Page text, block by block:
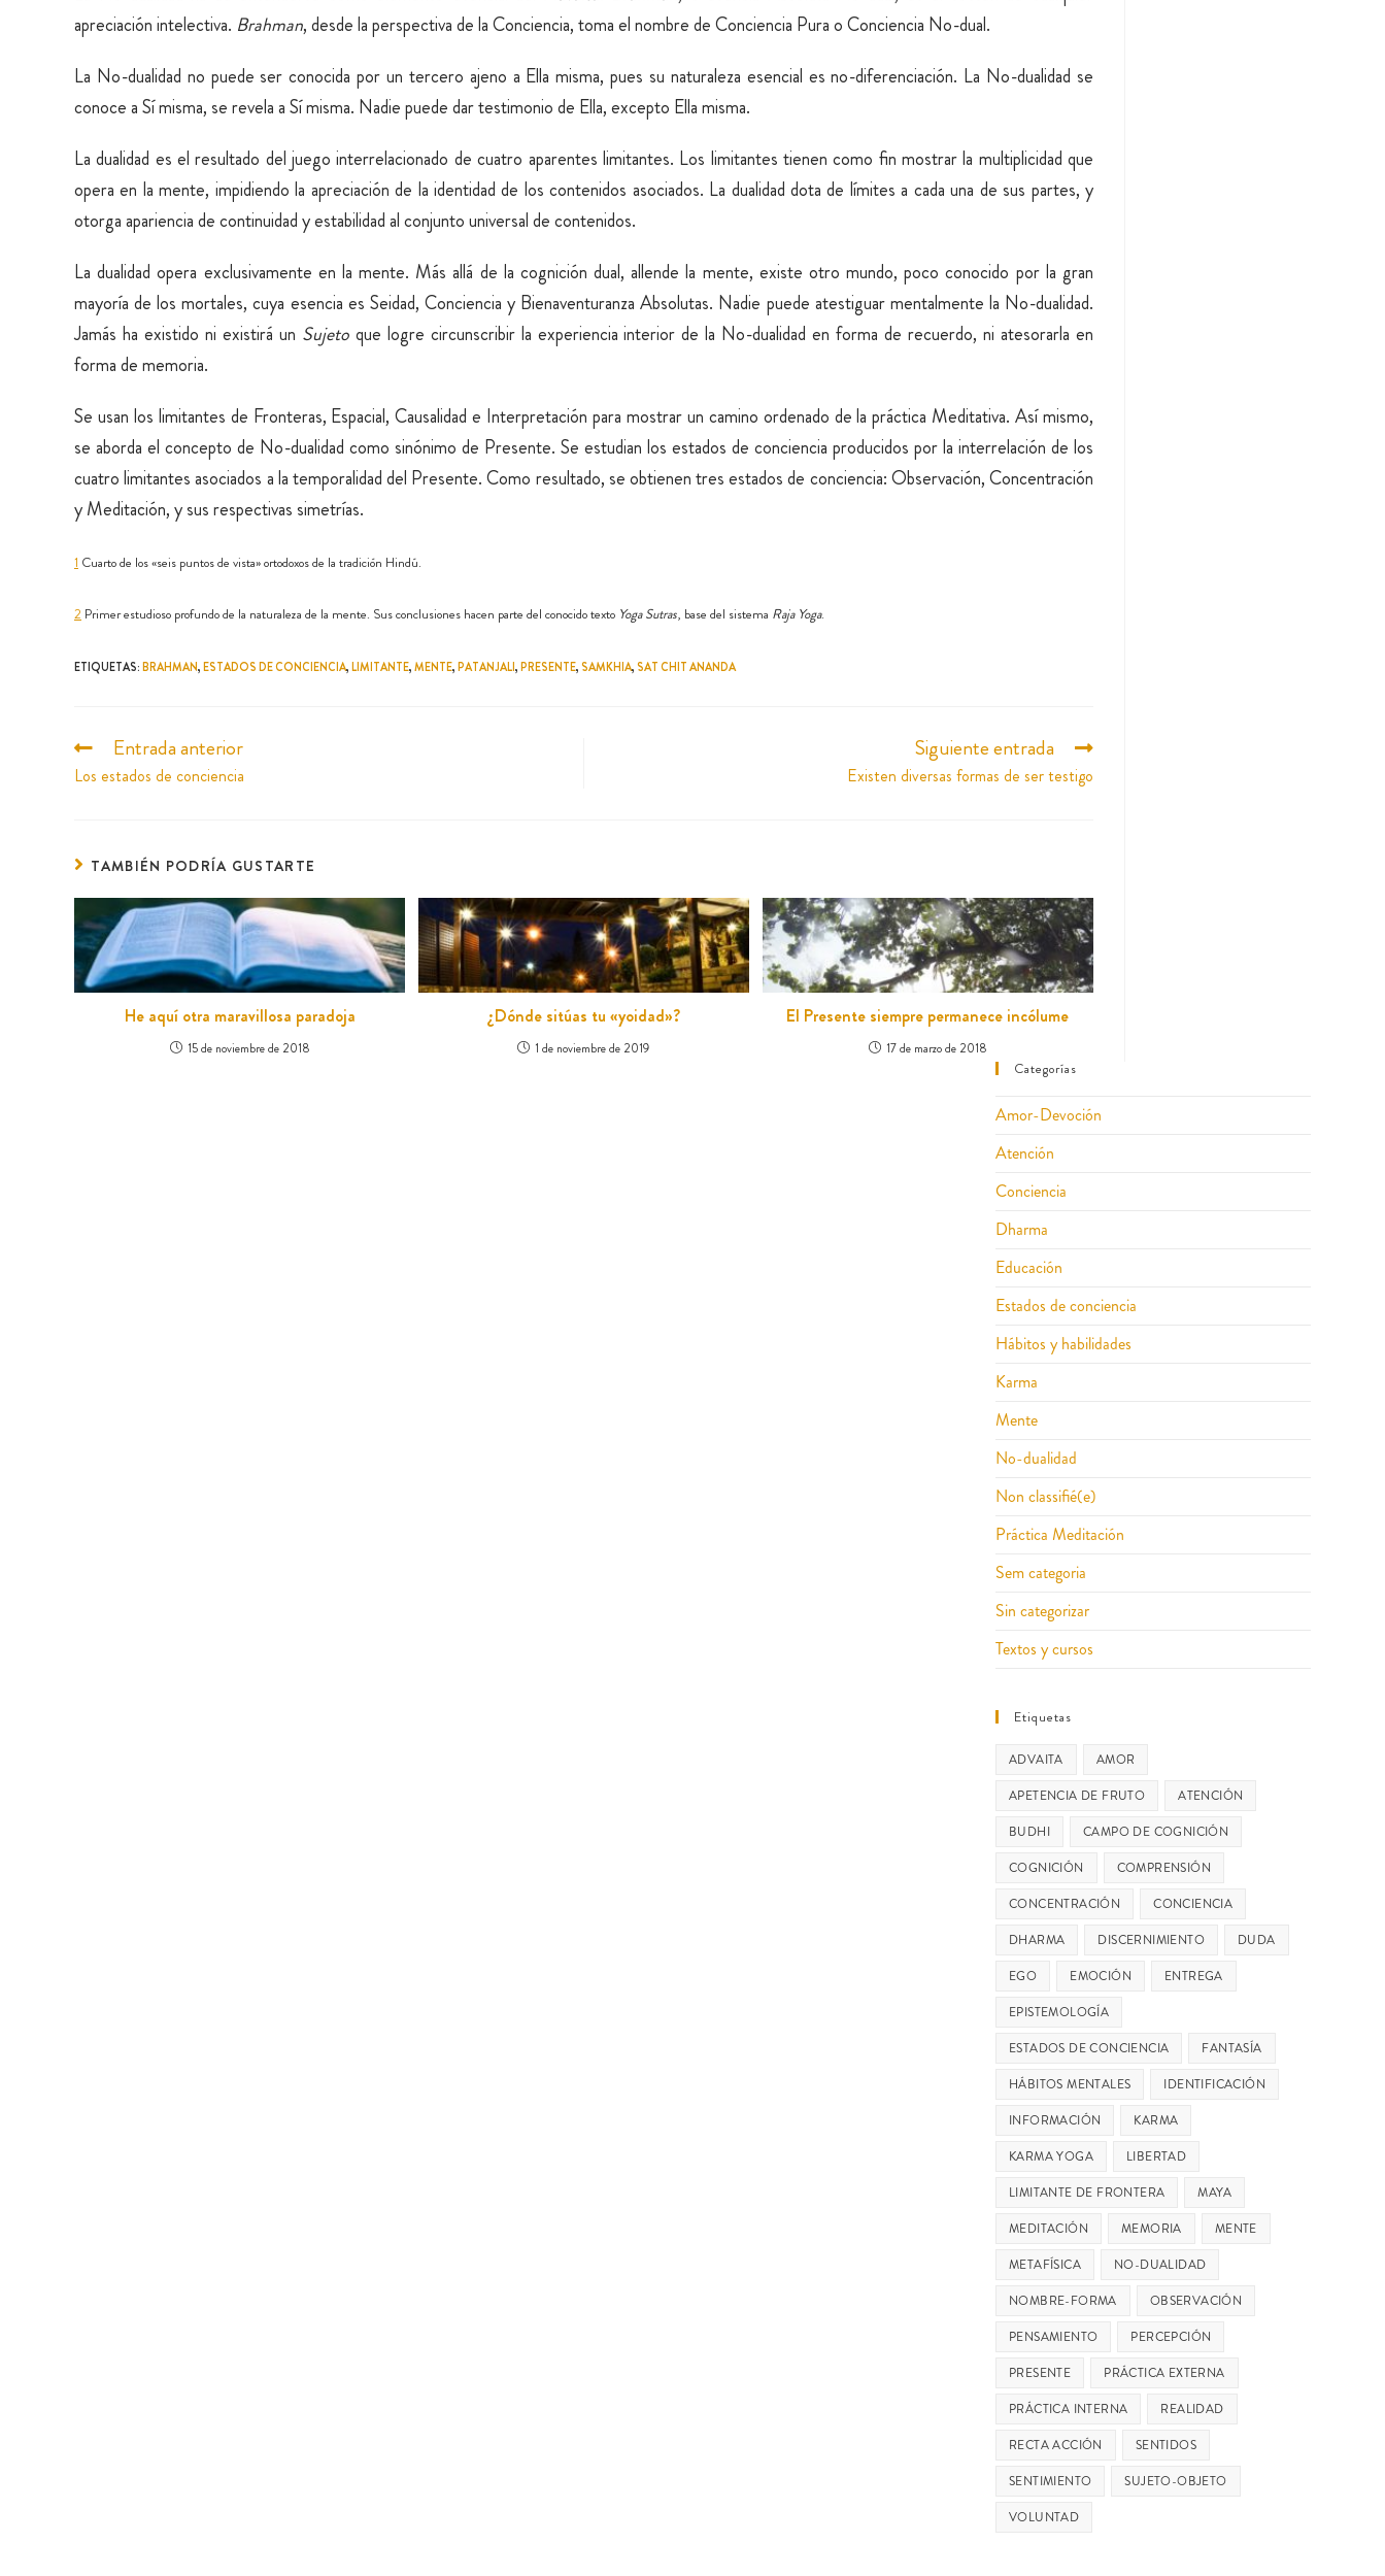
apreciación intelectiva. Brahman, desde la perspectiva de la Conciencia, toma el nombre de Conciencia Pura o Conciencia No-dual.
La No-dualidad no puede ser conocida por un tercero ajeno a Ella misma, pues su naturaleza esencial es no-diferenciación. La No-dualidad se
conoce a Sí misma, se revela a Sí misma. Nadie puede dar testimonio de Ella, excepto Ella misma.
La dualidad es el resultado del juego interrelacionado de cuatro aparentes limitantes. Los limitantes tienen como fin mostrar la multiplicidad que
opera en la mente, impidiendo la apreciación de la identidad de los contenidos asociados. La dualidad dota de límites a cada una de sus partes, y
otorga apariencia de continuidad y estabilidad al conjunto universal de contenidos.
La dualidad opera exclusivamente en la mente. Más allá de la cognición dual, allende la mente, existe otro mundo, poco conocido por la gran
mayoría de los mortales, cuya esencia es Seidad, Conciencia y Bienaventuranza Absolutas. Nadie puede atestiguar mentalmente la No-dualidad.
Jamás ha existido ni existirá un Sujeto que logre circunscribir la experiencia interior de la No-dualidad en forma de recuerdo, ni atesorarla en
forma de memoria.
Se usan los limitantes de Fronteras, Espacial, Causalidad e Interpretación para mostrar un camino ordenado de la práctica Meditativa. Así mismo,
se aborda el concepto de No-dualidad como sinónimo de Presente. Se estudian los estados de conciencia producidos por la interrelación de los
cuatro limitantes asociados a la temporalidad del Presente. Como resultado, se obtienen tres estados de conciencia: Observación, Concentración
y Meditación, y sus respectivas simetrías.
1 Cuarto de los «seis puntos de vista» ortodoxos de la tradición Hindú.
2 Primer estudioso profundo de la naturaleza de la mente. Sus conclusiones hacen parte del conocido texto Yoga Sutras, base del sistema Raja Yoga.
ETIQUETAS:BRAHMAN,ESTADOS DE CONCIENCIA,LIMITANTE,MENTE,PATANJALI,PRESENTE,SAMKHIA,SAT CHIT ANANDA
Entrada anterior
Los estados de conciencia
Siguiente entrada
Existen diversas formas de ser testigo
TAMBIÉN PODRÍA GUSTARTE
He aquí otra maravillosa paradoja
15 de noviembre de 2018
¿Dónde sitúas tu «yoidad»?
1 de noviembre de 2019
El Presente siempre permanece incólume
17 de marzo de 2018
Categorías
Amor-Devoción
Atención
Conciencia
Dharma
Educación
Estados de conciencia
Hábitos y habilidades
Karma
Mente
No-dualidad
Non classifié(e)
Práctica Meditación
Sem categoria
Sin categorizar
Textos y cursos
Etiquetas
ADVAITA
AMOR
APETENCIA DE FRUTO
ATENCIÓN
BUDHI
CAMPO DE COGNICIÓN
COGNICIÓN
COMPRENSIÓN
CONCENTRACIÓN
CONCIENCIA
DHARMA
DISCERNIMIENTO
DUDA
EGO
EMOCIÓN
ENTREGA
EPISTEMOLOGÍA
ESTADOS DE CONCIENCIA
FANTASÍA
HÁBITOS MENTALES
IDENTIFICACIÓN
INFORMACIÓN
KARMA
KARMA YOGA
LIBERTAD
LIMITANTE DE FRONTERA
MAYA
MEDITACIÓN
MEMORIA
MENTE
METAFÍSICA
NO-DUALIDAD
NOMBRE-FORMA
OBSERVACIÓN
PENSAMIENTO
PERCEPCIÓN
PRESENTE
PRÁCTICA EXTERNA
PRÁCTICA INTERNA
REALIDAD
RECTA ACCIÓN
SENTIDOS
SENTIMIENTO
SUJETO-OBJETO
VOLUNTAD